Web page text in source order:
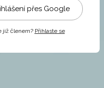
přes Google
již členem? Přihlaste se